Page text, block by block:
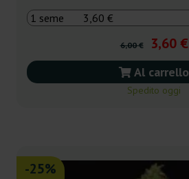
6,00 € 3,60 €
Al carrello
Spedito oggi
-25%